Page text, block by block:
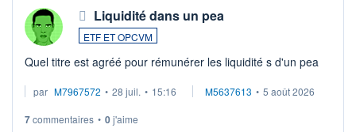
Liquidité dans un pea
ETF ET OPCVM
Quel titre est agréé pour rémunérer les liquidité s d'un pea
par M7967572 • 28 juil. • 15:16 M5637613 • 5 août 2026
7commentaires • 0j'aime